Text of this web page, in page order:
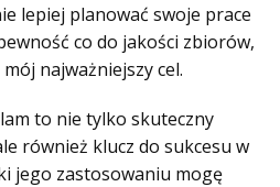
lepiej planować swoje prace
co do jakości zbiorów,
najważniejszy cel.
to nie tylko skuteczny
również klucz do sukcesu w
jego zastosowaniu mogę